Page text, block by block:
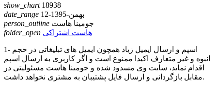
show_chart18938
date_range
12-بهمن-1395
person_outline جومینا هاست
folder_open هاست اشتراکی
1- اسپم و ارسال ایمیل زیاد همچون ایمیل های تبلیغاتی در حجم
انبوه و غیر متعارف اکیدا ممنوع است و اگر کاربری به ارسال اسپم
اقدام نماید، سایت وی مسدود شده و جومینا هاست مسئولیتی در
مقابل بازگردانی و ارسال فایل پشتیبان به مشتری نخواهد داشت.